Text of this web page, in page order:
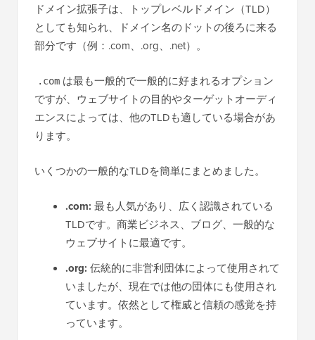
ドメイン拡張子は、トップレベルドメイン（TLD）
としても知られ、ドメイン名のドットの後ろに来る
部分です（例：.com、.org、.net）。
.com は最も一般的で一般的に好まれるオプション
ですが、ウェブサイトの目的やターゲットオーディ
エンスによっては、他のTLDも適している場合があ
ります。
いくつかの一般的なTLDを簡単にまとめました。
.com: 最も人気があり、広く認識されている
TLDです。商業ビジネス、ブログ、一般的な
ウェブサイトに最適です。
.org: 伝統的に非営利団体によって使用されて
いましたが、現在では他の団体にも使用され
ています。依然として権威と信頼の感覚を持
っています。